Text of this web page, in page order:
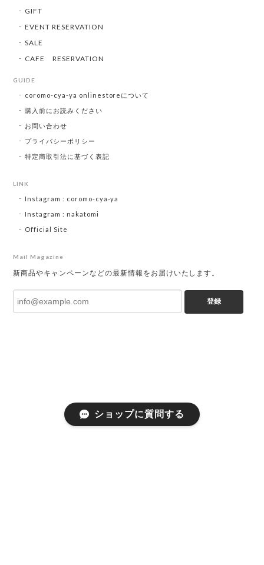
GIFT
EVENT RESERVATION
SALE
CAFE RESERVATION
GUIDE
coromo-cya-ya onlinestoreについて
購入前にお読みください
お問い合わせ
プライバシーポリシー
特定商取引法に基づく表記
LINK
Instagram : coromo-cya-ya
Instagram : nakatomi
Official Site
Mail Magazine
新商品やキャンペーンなどの最新情報をお届けいたします。
登録
ショップに質問する